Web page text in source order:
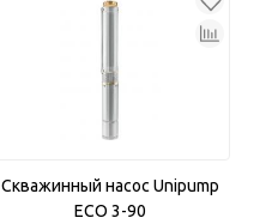
Скважинный насос Unipump
ECO 3-90